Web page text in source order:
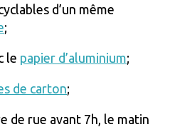
d’un même
;
le papier d’aluminium;
de carton;
de rue avant 7h, le matin